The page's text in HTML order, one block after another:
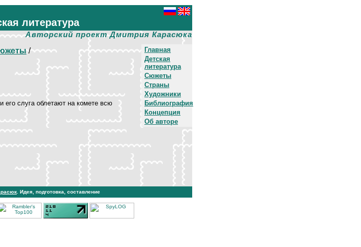
литература
Авторский проект Дмитрия Карасюка
Главная
Детская
литература
Сюжеты
Страны
Художники
Библиография
Концепция
Об авторе
/
его слуга облетают на комете всю
. Идея, подготовка, составление